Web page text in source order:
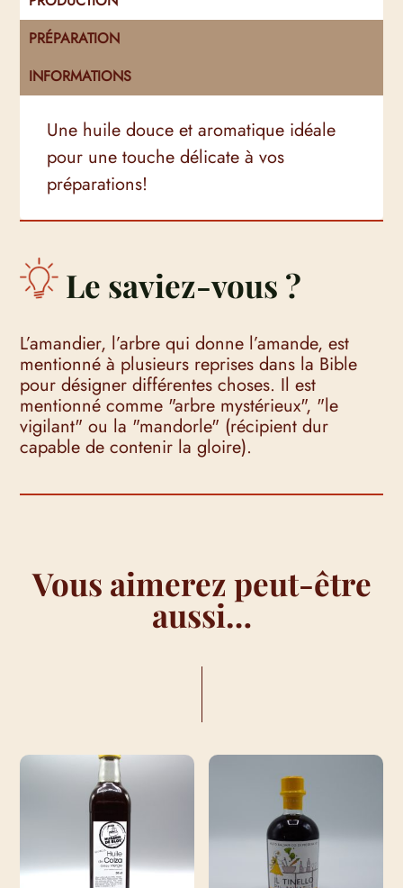
PRÉPARATION
INFORMATIONS
Une huile douce et aromatique idéale
pour une touche délicate à vos
préparations!
Le saviez-vous ?
L’amandier, l’arbre qui donne l’amande, est
mentionné à plusieurs reprises dans la Bible
pour désigner différentes choses. Il est
mentionné comme "arbre mystérieux", "le
vigilant" ou la "mandorle" (récipient dur
capable de contenir la gloire).
Vous aimerez peut-être
aussi…
VOUS AIMEREZ PEUT-ÊTRE AUSSI…